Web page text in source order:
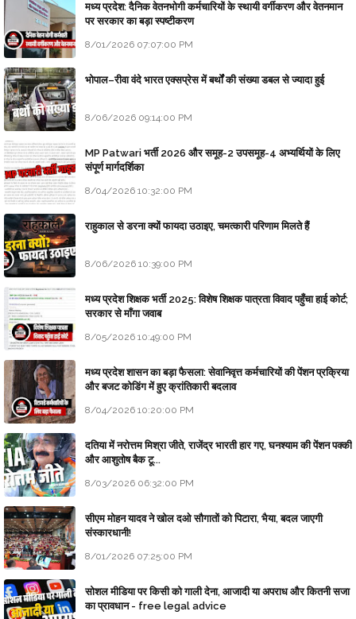
मध्य प्रदेश: दैनिक वेतनभोगी कर्मचारियों के स्थायी वर्गीकरण और वेतनमान
पर सरकार का बड़ा स्पष्टीकरण
8/01/2026 07:07:00 PM
भोपाल–रीवा वंदे भारत एक्सप्रेस में बर्थों की संख्या डबल से ज्यादा हुई
8/06/2026 09:14:00 PM
MP Patwari भर्ती 2026 और समूह-2 उपसमूह-4 अभ्यर्थियों के लिए
संपूर्ण मार्गदर्शिका
8/04/2026 10:32:00 PM
राहुकाल से डरना क्यों फायदा उठाइए, चमत्कारी परिणाम मिलते हैं
8/06/2026 10:39:00 PM
मध्य प्रदेश शिक्षक भर्ती 2025: विशेष शिक्षक पात्रता विवाद पहुँचा हाई कोर्ट;
सरकार से माँगा जवाब
8/05/2026 10:49:00 PM
मध्य प्रदेश शासन का बड़ा फैसला: सेवानिवृत्त कर्मचारियों की पेंशन प्रक्रिया
और बजट कोडिंग में हुए क्रांतिकारी बदलाव
8/04/2026 10:20:00 PM
दतिया में नरोत्तम मिश्रा जीते, राजेंद्र भारती हार गए, घनश्याम की पेंशन पक्की
और आशुतोष बैक टू...
8/03/2026 06:32:00 PM
सीएम मोहन यादव ने खोल दओ सौगातों को पिटारा, भैया, बदल जाएगी
संस्कारधानी!
8/01/2026 07:25:00 PM
सोशल मीडिया पर किसी को गाली देना, आजादी या अपराध और कितनी सजा
का प्रावधान - free legal advice